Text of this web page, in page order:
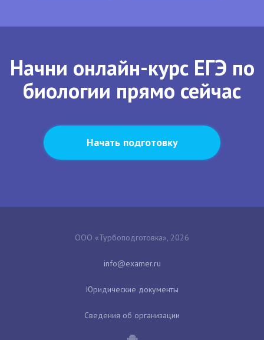
Начни онлайн-курс ЕГЭ по
биологии прямо сейчас
Начать подготовку
ООО «Турбоподготовка», 2026
Юридические документы
Сведения об организации